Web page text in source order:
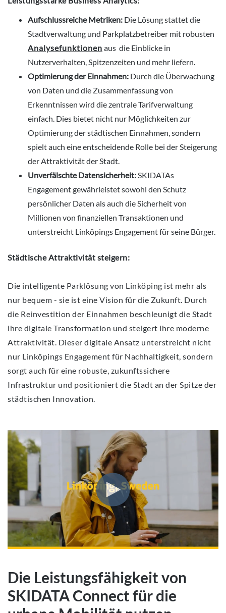
Aufschlussreiche Metriken: Die Lösung stattet die
Stadtverwaltung und Parkplatzbetreiber mit robusten
Analysefunktionen aus die Einblicke in
Nutzerverhalten, Spitzenzeiten und mehr liefern.
Optimierung der Einnahmen: Durch die Überwachung
von Daten und die Zusammenfassung von
Erkenntnissen wird die zentrale Tarifverwaltung
einfach. Dies bietet nicht nur Möglichkeiten zur
Optimierung der städtischen Einnahmen, sondern
spielt auch eine entscheidende Rolle bei der Steigerung
der Attraktivität der Stadt.
Unverfälschte Datensicherheit:SKIDATAs
Engagement gewährleistet sowohl den Schutz
persönlicher Daten als auch die Sicherheit von
Millionen von finanziellen Transaktionen und
unterstreicht Linköpings Engagement für seine Bürger.
Städtische Attraktivität steigern:
Die intelligente Parklösung von Linköping ist mehr als
nur bequem - sie ist eine Vision für die Zukunft. Durch
die Reinvestition der Einnahmen beschleunigt die Stadt
ihre digitale Transformation und steigert ihre moderne
Attraktivität. Dieser digitale Ansatz unterstreicht nicht
nur Linköpings Engagement für Nachhaltigkeit, sondern
sorgt auch für eine robuste, zukunftssichere
Infrastruktur und positioniert die Stadt an der Spitze der
städtischen Innovation.
Die Leistungsfähigkeit von
SKIDATA Connect für die